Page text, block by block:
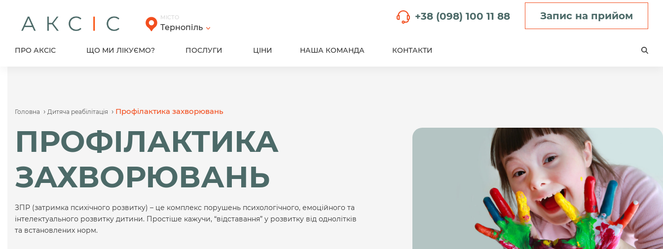
content
МІСТО
Тернопіль
+38 (098) 100 11 88 Запис на прийом
ПРО АКСІС ЩО МИ ЛІКУЄМО? ПОСЛУГИ ЦІНИ НАША КОМАНДА КОНТАКТИ
Головна › Дитяча реабілітація › Профілактика захворювань
ПРОФІЛАКТИКА
ЗАХВОРЮВАНЬ
ЗПР (затримка психічного розвитку) – це комплекс порушень психологічного, емоційного та
інтелектуального розвитку дитини. Простіше кажучи, “відставання” у розвитку від однолітків
та встановлених норм.